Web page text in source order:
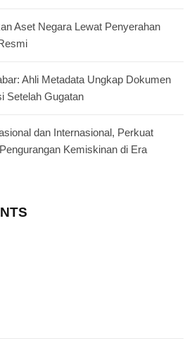
Aset Negara Lewat Penyerahan
Ahli Metadata Ungkap Dokumen
Setelah Gugatan
dan Internasional, Perkuat
Kemiskinan di Era